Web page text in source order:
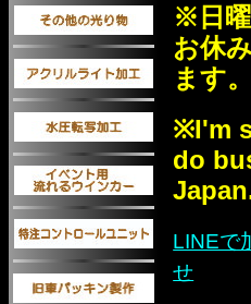
※日
お休
ます。
※I'm
do
LINEで
せ